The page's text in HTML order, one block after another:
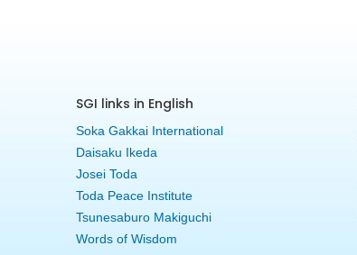
SGI links in English
Soka Gakkai International
Daisaku Ikeda
Josei Toda
Toda Peace Institute
Tsunesaburo Makiguchi
Words of Wisdom